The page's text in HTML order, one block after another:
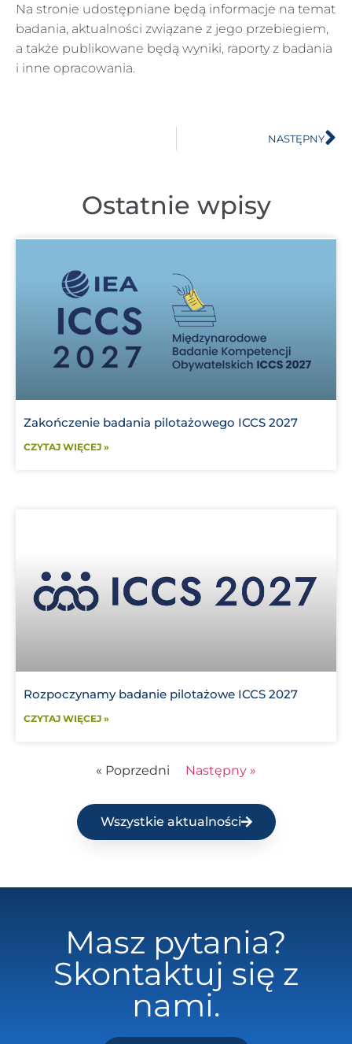
Na stronie udostępniane będą informacje na temat
badania, aktualności związane z jego przebiegiem,
a także publikowane będą wyniki, raporty z badania
i inne opracowania.
NASTĘPNY
Ostatnie wpisy
Zakończenie badania pilotażowego ICCS 2027
CZYTAJ WIĘCEJ »
Rozpoczynamy badanie pilotażowe ICCS 2027
CZYTAJ WIĘCEJ »
« Poprzedni Następny »
Wszystkie aktualności
Masz pytania?
Skontaktuj się z
nami.